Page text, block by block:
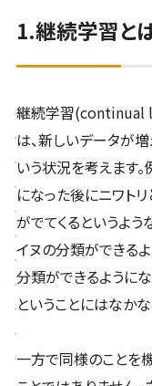
1.継続学習と
継続学習(continual
は、新しいデータが
いう状況を考えます
になった後にニワト
がでてくるというよ
イヌの分類ができる
分類ができるように
ということにはなかな
一方で同様のことを